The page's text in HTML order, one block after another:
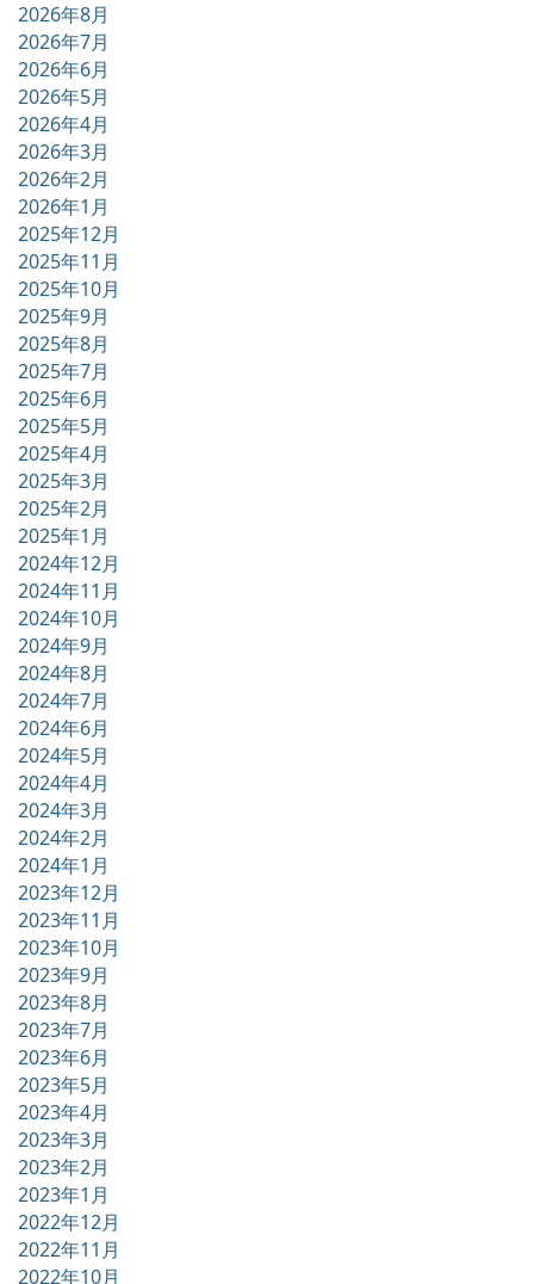
2026年8月
2026年7月
2026年6月
2026年5月
2026年4月
2026年3月
2026年2月
2026年1月
2025年12月
2025年11月
2025年10月
2025年9月
2025年8月
2025年7月
2025年6月
2025年5月
2025年4月
2025年3月
2025年2月
2025年1月
2024年12月
2024年11月
2024年10月
2024年9月
2024年8月
2024年7月
2024年6月
2024年5月
2024年4月
2024年3月
2024年2月
2024年1月
2023年12月
2023年11月
2023年10月
2023年9月
2023年8月
2023年7月
2023年6月
2023年5月
2023年4月
2023年3月
2023年2月
2023年1月
2022年12月
2022年11月
2022年10月